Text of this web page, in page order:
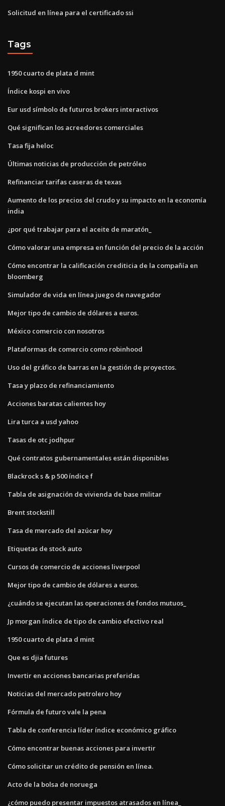
Solicitud en línea para el certificado ssi
Tags
1950 cuarto de plata d mint
Índice kospi en vivo
Eur usd símbolo de futuros brokers interactivos
Qué significan los acreedores comerciales
Tasa fija heloc
Últimas noticias de producción de petróleo
Refinanciar tarifas caseras de texas
Aumento de los precios del crudo y su impacto en la economía
india
¿por qué trabajar para el aceite de maratón_
Cómo valorar una empresa en función del precio de la acción
Cómo encontrar la calificación crediticia de la compañía en
bloomberg
Simulador de vida en línea juego de navegador
Mejor tipo de cambio de dólares a euros.
México comercio con nosotros
Plataformas de comercio como robinhood
Uso del gráfico de barras en la gestión de proyectos.
Tasa y plazo de refinanciamiento
Acciones baratas calientes hoy
Lira turca a usd yahoo
Tasas de otc jodhpur
Qué contratos gubernamentales están disponibles
Blackrock s & p 500 índice f
Tabla de asignación de vivienda de base militar
Brent stockstill
Tasa de mercado del azúcar hoy
Etiquetas de stock auto
Cursos de comercio de acciones liverpool
Mejor tipo de cambio de dólares a euros.
¿cuándo se ejecutan las operaciones de fondos mutuos_
Jp morgan índice de tipo de cambio efectivo real
1950 cuarto de plata d mint
Que es djia futures
Invertir en acciones bancarias preferidas
Noticias del mercado petrolero hoy
Fórmula de futuro vale la pena
Tabla de conferencia líder índice económico gráfico
Cómo encontrar buenas acciones para invertir
Cómo solicitar un crédito de pensión en línea.
Acto de la bolsa de noruega
¿cómo puedo presentar impuestos atrasados ​​en línea_